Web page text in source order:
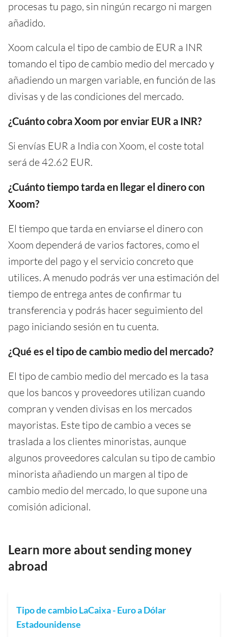
procesas tu pago, sin ningún recargo ni margen
añadido.
Xoom calcula el tipo de cambio de EUR a INR
tomando el tipo de cambio medio del mercado y
añadiendo un margen variable, en función de las
divisas y de las condiciones del mercado.
¿Cuánto cobra Xoom por enviar EUR a INR?
Si envías EUR a India con Xoom, el coste total
será de 42.62 EUR.
¿Cuánto tiempo tarda en llegar el dinero con
Xoom?
El tiempo que tarda en enviarse el dinero con
Xoom dependerá de varios factores, como el
importe del pago y el servicio concreto que
utilices. A menudo podrás ver una estimación del
tiempo de entrega antes de confirmar tu
transferencia y podrás hacer seguimiento del
pago iniciando sesión en tu cuenta.
¿Qué es el tipo de cambio medio del mercado?
El tipo de cambio medio del mercado es la tasa
que los bancos y proveedores utilizan cuando
compran y venden divisas en los mercados
mayoristas. Este tipo de cambio a veces se
traslada a los clientes minoristas, aunque
algunos proveedores calculan su tipo de cambio
minorista añadiendo un margen al tipo de
cambio medio del mercado, lo que supone una
comisión adicional.
Learn more about sending money
abroad
Tipo de cambio LaCaixa - Euro a Dólar
Estadounidense